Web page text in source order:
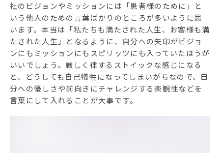
社のビジョンやミッションには「患者様のために」と
いう他人のための言葉ばかりのところが多いように思
います。本当は「私たちも満たされた人生、お客様も満
たされた人生」となるように、自分への矢印がビジョ
ンにもミッションにもスピリッツにも入っていたほうが
いいでしょう。厳しく律するストイックな感じになる
と、どうしても自己犠牲になってしまいがちなので、自
分への優しさや前向きにチャレンジする楽観性などを
言葉にして入れることが大事です。